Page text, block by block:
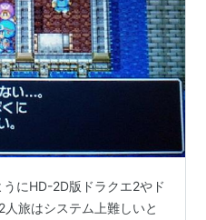
にHD-2D版ドラクエ2やド
旅はシステム上難しいと